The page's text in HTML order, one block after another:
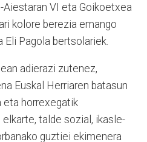
VI eta Goikoetxea
kolore berezia emango
Pagola bertsolariek.
adierazi zutenez,
Euskal Herriaren batasun
eta horrexegatik
talde sozial, ikasle-
guztiei ekimenera